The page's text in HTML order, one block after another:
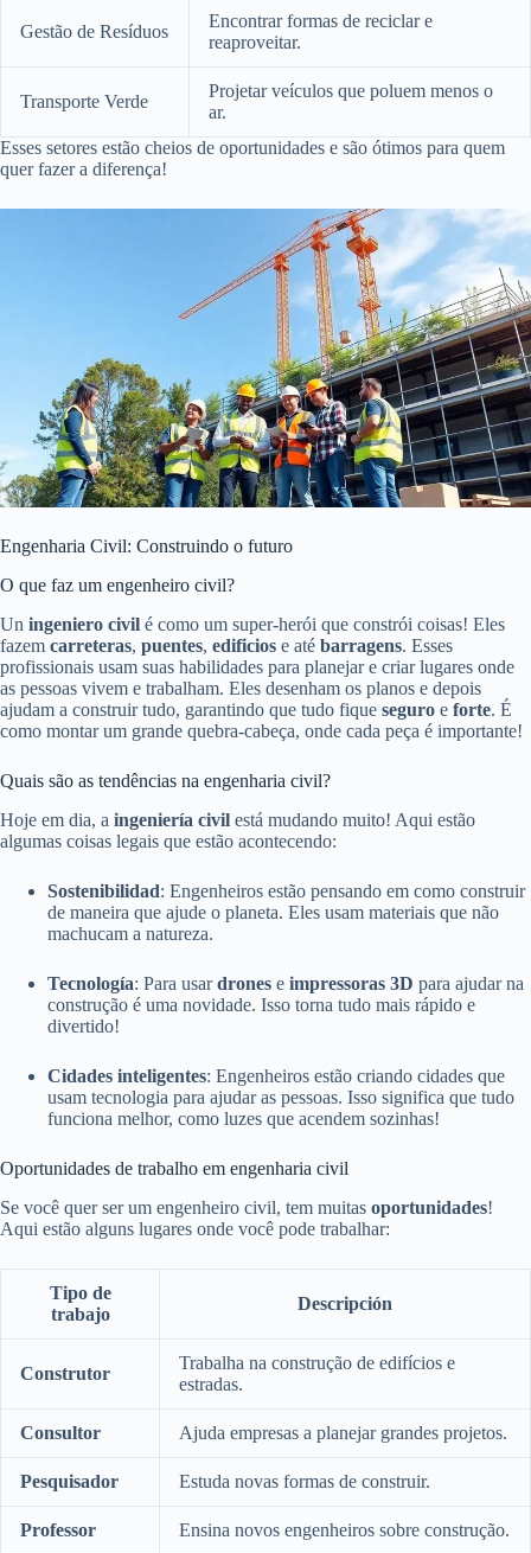
Gestão de Resíduos
Encontrar formas de reciclar e
reaproveitar.
Transporte Verde
Projetar veículos que poluem menos o
ar.
Esses setores estão cheios de oportunidades e são ótimos para quem
quer fazer a diferença!
Engenharia Civil: Construindo o futuro
O que faz um engenheiro civil?
Un ingeniero civil é como um super-herói que constrói coisas! Eles
fazem carreteras, puentes, edificios e até barragens. Esses
profissionais usam suas habilidades para planejar e criar lugares onde
as pessoas vivem e trabalham. Eles desenham os planos e depois
ajudam a construir tudo, garantindo que tudo fique seguro e forte. É
como montar um grande quebra-cabeça, onde cada peça é importante!
Quais são as tendências na engenharia civil?
Hoje em dia, a ingeniería civil está mudando muito! Aqui estão
algumas coisas legais que estão acontecendo:
Sostenibilidad: Engenheiros estão pensando em como construir
de maneira que ajude o planeta. Eles usam materiais que não
machucam a natureza.
Tecnología: Para usardrones e impressoras 3D para ajudar na
construção é uma novidade. Isso torna tudo mais rápido e
divertido!
Cidades inteligentes: Engenheiros estão criando cidades que
usam tecnologia para ajudar as pessoas. Isso significa que tudo
funciona melhor, como luzes que acendem sozinhas!
Oportunidades de trabalho em engenharia civil
Se você quer ser um engenheiro civil, tem muitas oportunidades!
Aqui estão alguns lugares onde você pode trabalhar:
Tipo de
trabajo
Descripción
Construtor
Trabalha na construção de edifícios e
estradas.
Consultor Ajuda empresas a planejar grandes projetos.
Pesquisador Estuda novas formas de construir.
Professor
Ensina novos engenheiros sobre construção.